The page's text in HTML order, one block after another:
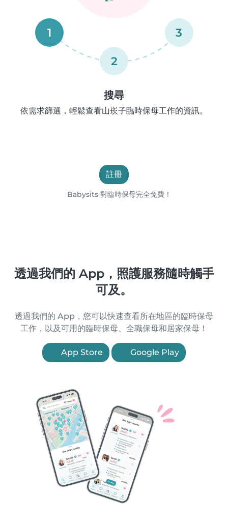
1
2
3
搜尋
依需求篩選，輕鬆查看山崁子臨時保母工作的資訊。
註冊
Babysits 對臨時保母完全免費！
透過我們的 App，照護服務隨時觸手
可及。
透過我們的 App，您可以快速查看所在地區的臨時保母
工作，以及可用的臨時保母、全職保母和居家保母！
App Store Google Play